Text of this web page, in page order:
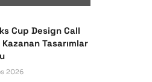
Cup Design Call
Tasarımlar
2026